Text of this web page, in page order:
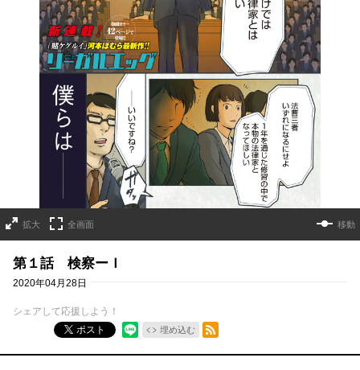
拡大 全画面 移動
第１話 検察ーＩ
2020年04月28日
シェアして応援しよう！
ポスト
埋め込む
RSSフィード